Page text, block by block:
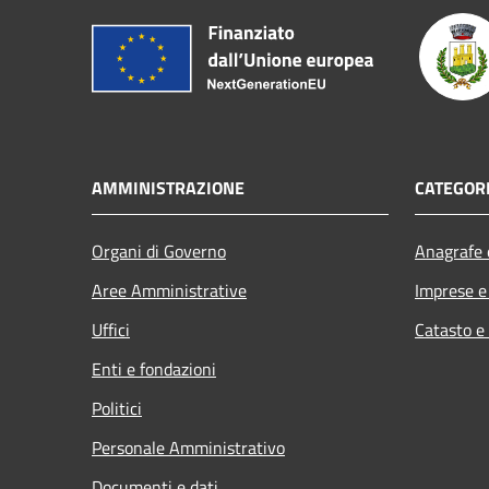
AMMINISTRAZIONE
Organi di Governo
Aree Amministrative
Uffici
Enti e fondazioni
Politici
Personale Amministrativo
Imprese
Catasto